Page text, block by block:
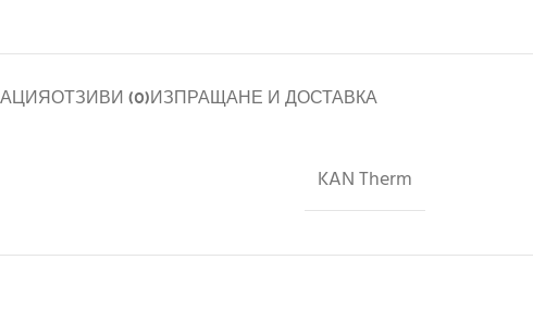
ОТЗИВИ (0)ИЗПРАЩАНЕ И ДОСТАВКА
KAN Therm